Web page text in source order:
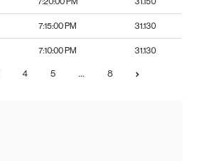
7:15:00 PM 31.130
7:10:00 PM 31.130
4 5 … 8